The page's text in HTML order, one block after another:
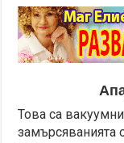
Това са
замърсяванията